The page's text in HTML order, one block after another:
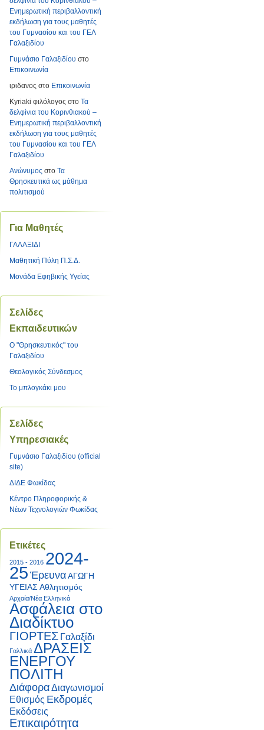
Ενημερωτική περιβαλλοντική
εκδήλωση για τους μαθητές
του Γυμνασίου και του ΓΕΛ
Γαλαξιδίου
Γυμνάσιο Γαλαξιδίου στο
Επικοινωνία
ιριδανος στο Επικοινωνία
Kyriaki φιλόλογος στο Τα
δελφίνια του Κορινθιακού –
Ενημερωτική περιβαλλοντική
εκδήλωση για τους μαθητές
του Γυμνασίου και του ΓΕΛ
Γαλαξιδίου
Ανώνυμος στο Τα
Θρησκευτικά ως μάθημα
πολιτισμού
Για Μαθητές
ΓΑΛΑΞΙΔΙ
Μαθητική Πύλη Π.Σ.Δ.
Μονάδα Εφηβικής Υγείας
Σελίδες
Εκπαιδευτικών
O "Θρησκευτικός" του
Γαλαξιδίου
Θεολογικός Σύνδεσμος
Το μπλογκάκι μου
Σελίδες
Υπηρεσιακές
Γυμνάσιο Γαλαξιδίου (official
site)
ΔΙΔΕ Φωκίδας
Κέντρο Πληροφορικής &
Νέων Τεχνολογιών Φωκίδας
Ετικέτες
2015 - 2016 2024-
25ΈρευναΑΓΩΓΗ
ΥΓΕΙΑΣ Αθλητισμός
Αρχαία/Νέα Ελληνικά
Ασφάλεια στο
Διαδίκτυο
ΓΙΟΡΤΕΣ Γαλαξίδι
Γαλλικά ΔΡΑΣΕΙΣ
ΕΝΕΡΓΟΥ
ΠΟΛΙΤΗ
ΔιάφοραΔιαγωνισμοί
Εθισμός Εκδρομές
Εκδόσεις
Επικαιρότητα